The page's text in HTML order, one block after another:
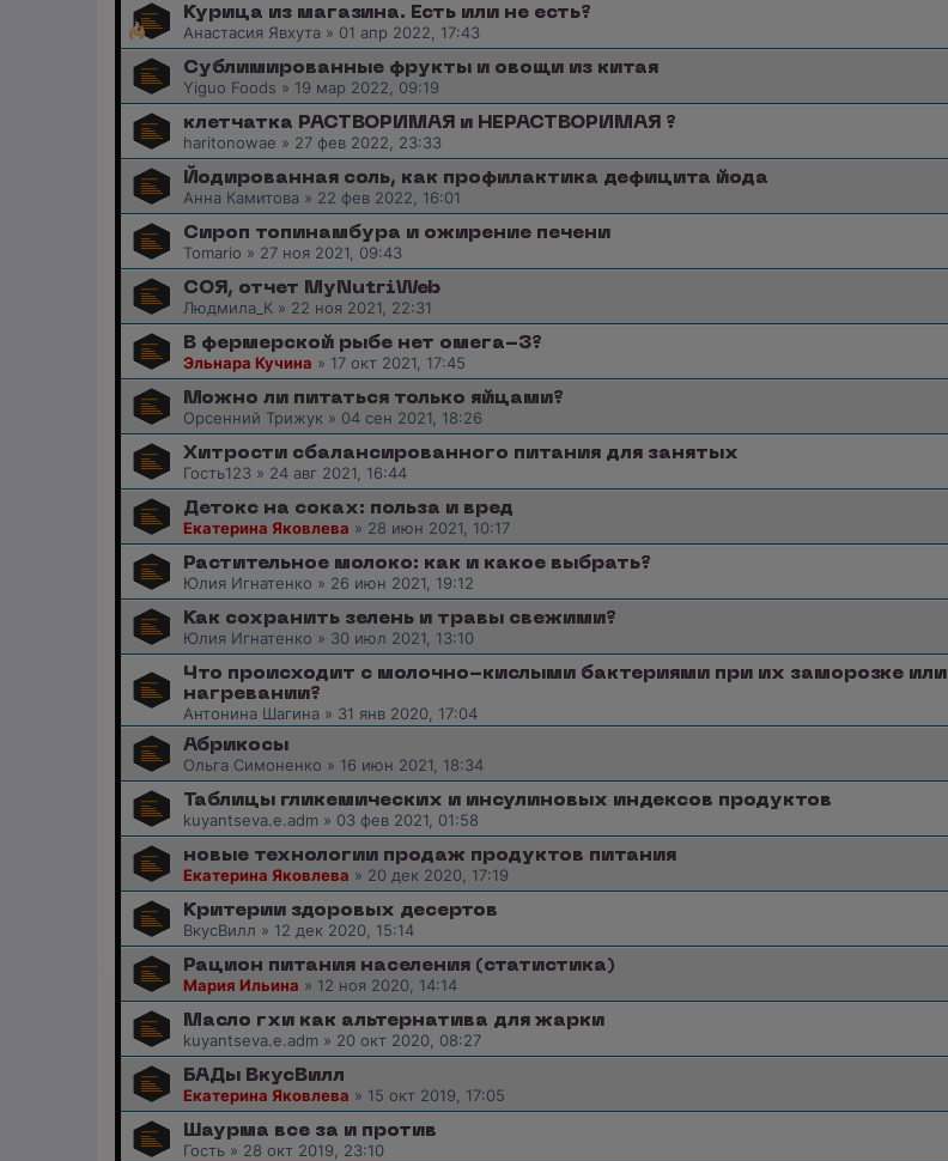
Курица из магазина. Есть или не есть?
Анастасия Явхута » 01 апр 2022, 17:43
Сублимированные фрукты и овощи из китая
Yiguo Foods » 19 мар 2022, 09:19
клетчатка РАСТВОРИМАЯ и НЕРАСТВОРИМАЯ ?
haritonowae » 27 фев 2022, 23:33
Йодированная соль, как профилактика дефицита йода
Анна Камитова » 22 фев 2022, 16:01
Сироп топинамбура и ожирение печени
Tomario » 27 ноя 2021, 09:43
СОЯ, отчет MyNutriWeb
Людмила_К » 22 ноя 2021, 22:31
В фермерской рыбе нет омега-3?
Эльнара Кучина » 17 окт 2021, 17:45
Можно ли питаться только яйцами?
Орсенний Трижук » 04 сен 2021, 18:26
Хитрости сбалансированного питания для занятых
Гость123 » 24 авг 2021, 16:44
Детокс на соках: польза и вред
Екатерина Яковлева » 28 июн 2021, 10:17
Растительное молоко: как и какое выбрать?
Юлия Игнатенко » 26 июн 2021, 19:12
Как сохранить зелень и травы свежими?
Юлия Игнатенко » 30 июл 2021, 13:10
Что происходит с молочно-кислыми бактериями при их заморозке или
нагревании?
Антонина Шагина » 31 янв 2020, 17:04
Абрикосы
Ольга Симоненко » 16 июн 2021, 18:34
Таблицы гликемических и инсулиновых индексов продуктов
kuyantseva.e.adm » 03 фев 2021, 01:58
новые технологии продаж продуктов питания
Екатерина Яковлева » 20 дек 2020, 17:19
Критерии здоровых десертов
ВкусВилл » 12 дек 2020, 15:14
Рацион питания населения (статистика)
Мария Ильина » 12 ноя 2020, 14:14
Масло гхи как альтернатива для жарки
kuyantseva.e.adm » 20 окт 2020, 08:27
БАДы ВкусВилл
Екатерина Яковлева » 15 окт 2019, 17:05
Шаурма все за и против
Гость » 28 окт 2019, 23:10